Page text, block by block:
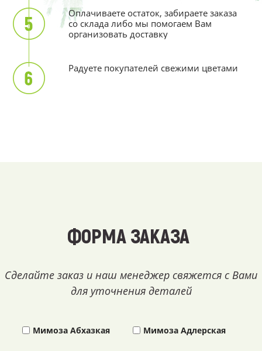
Оплачиваете остаток, забираете заказа
со склада либо мы помогаем Вам
организовать доставку
Радуете покупателей свежими цветами
ФОРМА ЗАКАЗА
Сделайте заказ и наш менеджер свяжется с Вами
для уточнения деталей
Мимоза Абхазкая Мимоза Адлерская